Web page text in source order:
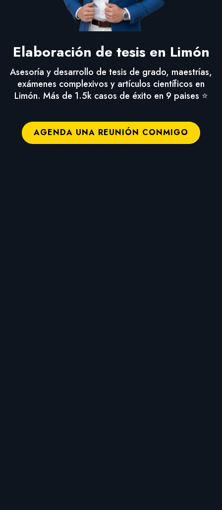
Elaboración de tesis en Limón
Asesoría y desarrollo de tesis de grado, maestrías,
exámenes complexivos y artículos científicos en
Limón. Más de 1.5k casos de éxito en 9 paises ⭐
AGENDA UNA REUNIÓN CONMIGO